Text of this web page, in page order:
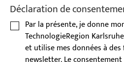
Déclaration de
Par la présente, je donne
TechnologieRegion
et utilise mes données à